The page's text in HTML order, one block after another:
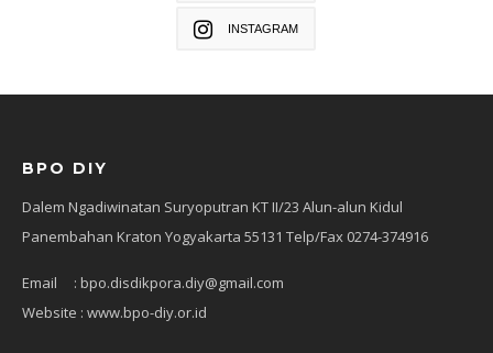
INSTAGRAM
BPO DIY
Dalem Ngadiwinatan Suryoputran KT II/23 Alun-alun Kidul
Panembahan Kraton Yogyakarta 55131 Telp/Fax 0274-374916
Email : bpo.disdikpora.diy@gmail.com
Website : www.bpo-diy.or.id